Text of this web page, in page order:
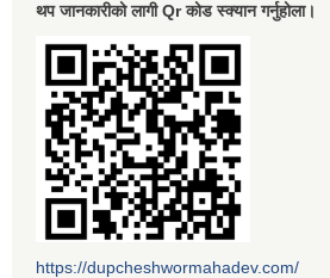
थप जानकारीको लागी Qr कोड स्क्यान गर्नुहोला।
https://dupcheshwormahadev.com/